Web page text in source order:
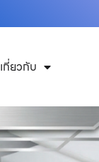
เกี่ยวกับ